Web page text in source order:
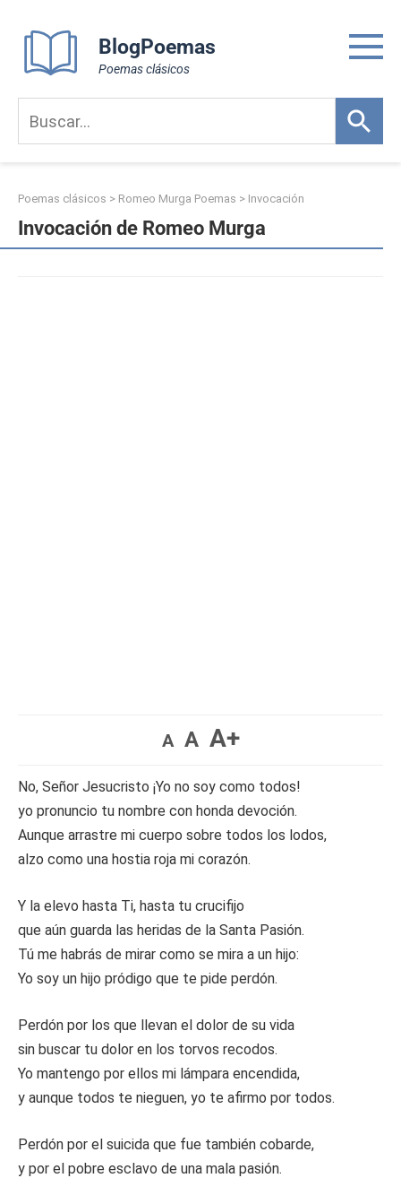
content
BlogPoemas
Poemas clásicos
Poemas clásicos > Romeo Murga Poemas > Invocación
Invocación de Romeo Murga
A A A+
No, Señor Jesucristo ¡Yo no soy como todos!
yo pronuncio tu nombre con honda devoción.
Aunque arrastre mi cuerpo sobre todos los lodos,
alzo como una hostia roja mi corazón.
Y la elevo hasta Ti, hasta tu crucifijo
que aún guarda las heridas de la Santa Pasión.
Tú me habrás de mirar como se mira a un hijo:
Yo soy un hijo pródigo que te pide perdón.
Perdón por los que llevan el dolor de su vida
sin buscar tu dolor en los torvos recodos.
Yo mantengo por ellos mi lámpara encendida,
y aunque todos te nieguen, yo te afirmo por todos.
Perdón por el suicida que fue también cobarde,
y por el pobre esclavo de una mala pasión.